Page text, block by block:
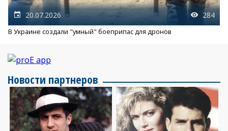
20.07.2026 284
В Украине создали "умный" боеприпас для дронов
Новости партнеров